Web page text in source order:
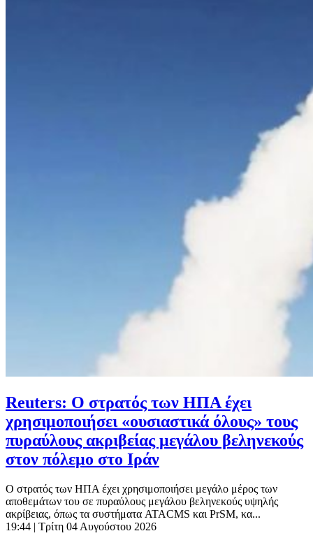
Reuters: Ο στρατός των ΗΠΑ έχει
χρησιμοποιήσει «ουσιαστικά όλους» τους
πυραύλους ακριβείας μεγάλου βεληνεκούς
στον πόλεμο στο Ιράν
Ο στρατός των ΗΠΑ έχει χρησιμοποιήσει μεγάλο μέρος των
αποθεμάτων του σε πυραύλους μεγάλου βεληνεκούς υψηλής
ακρίβειας, όπως τα συστήματα ATACMS και PrSM, κα...
19:44 | Τρίτη 04 Αυγούστου 2026